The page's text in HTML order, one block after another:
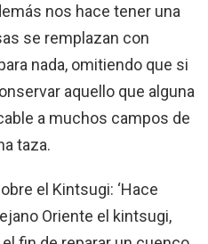
nos hace tener una
se remplazan con
nada, omitiendo que si
aquello que alguna
a muchos campos de
taza.
el Kintsugi: ‘Hace
Oriente el kintsugi,